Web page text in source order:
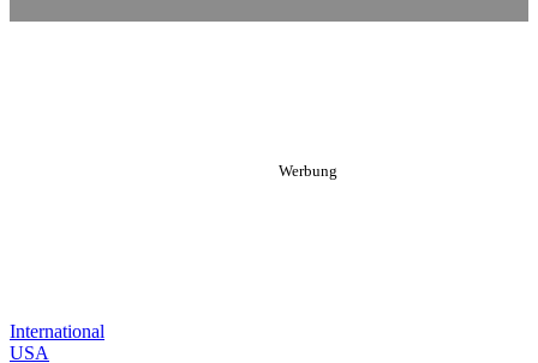
International
USA